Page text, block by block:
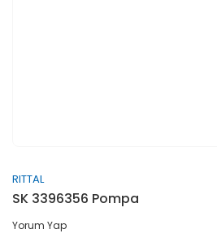
RITTAL
SK 3396356 Pompa
Yorum Yap